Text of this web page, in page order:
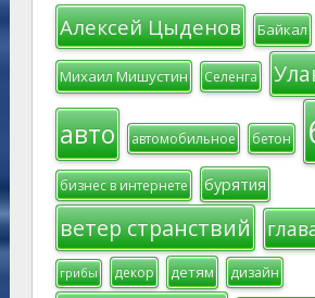
Алексей Цыденов Байкал
Михаил Мишустин Селенга
авто автомобильное бетон
бизнес в интернете бурятия
ветер странствий
грибы декор детям дизайн